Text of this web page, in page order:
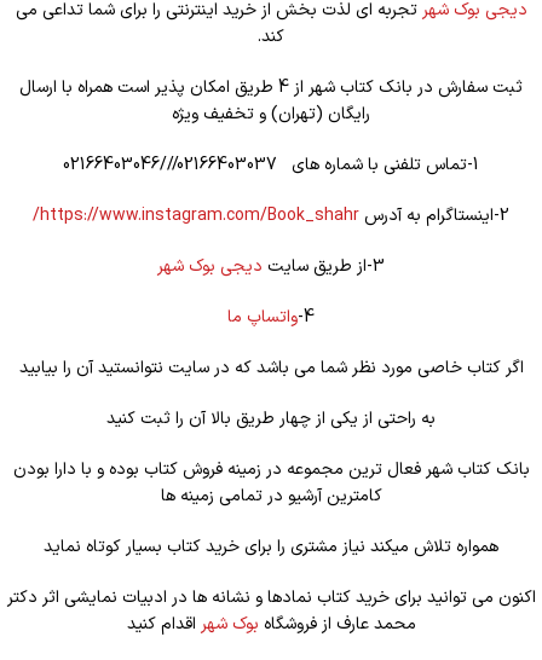
دیجی بوک شهر تجربه ای لذت بخش از خرید اینترنتی را برای شما تداعی می
کند.
ثبت سفارش در بانک کتاب شهر از 4 طریق امکان پذیر است همراه با ارسال
رایگان (تهران) و تخفیف ویژه
1-تماس تلفنی با شماره های 02166403037///02166403046
2-اینستاگرام به آدرس
https://www.instagram.com/Book_shahr/
3-از طریق سایت
دیجی بوک شهر
4- واتساپ ما
اگر کتاب خاصی مورد نظر شما می باشد که در سایت نتوانستید آن را بیابید
به راحتی از یکی از چهار طریق بالا آن را ثبت کنید
بانک کتاب شهر فعال ترین مجموعه در زمینه فروش کتاب بوده و با دارا بودن
کامترین آرشیو در تمامی زمینه ها
همواره تلاش میکند نیاز مشتری را برای خرید کتاب بسیار کوتاه نماید
اکنون می توانید برای خرید کتاب نمادها و نشانه ها در ادبیات نمایشی اثر دکتر
محمد عارف از فروشگاه بوک شهر اقدام کنید